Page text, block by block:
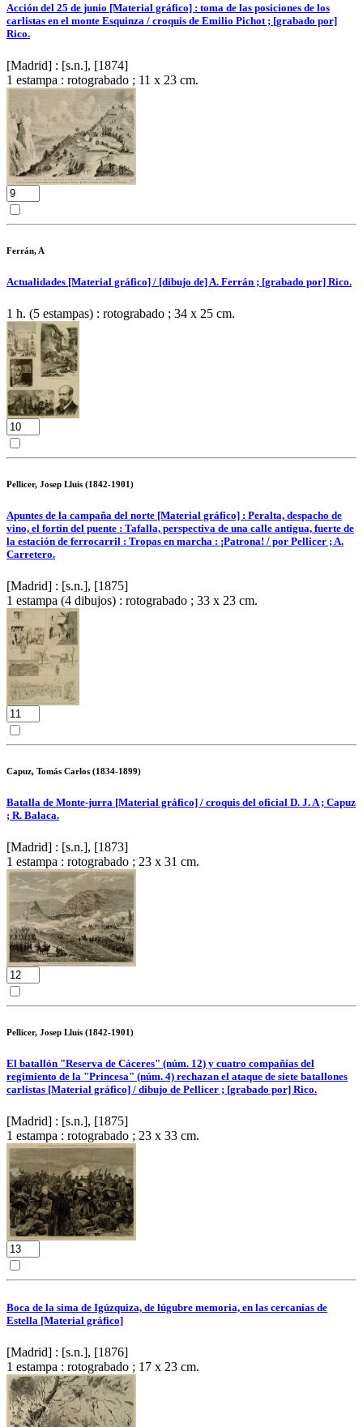
Acción del 25 de junio [Material gráfico] : toma de las posiciones de los
carlistas en el monte Esquinza / croquis de Emilio Pichot ; [grabado por]
Rico.
[Madrid] : [s.n.], [1874]
1 estampa : rotograbado ; 11 x 23 cm.
Ferrán, A
Actualidades [Material gráfico] / [dibujo de] A. Ferrán ; [grabado por] Rico.
1 h. (5 estampas) : rotograbado ; 34 x 25 cm.
Pellicer, Josep Lluis (1842-1901)
Apuntes de la campaña del norte [Material gráfico] : Peralta, despacho de
vino, el fortín del puente : Tafalla, perspectiva de una calle antigua, fuerte de
la estación de ferrocarril : Tropas en marcha : ¡Patrona! / por Pellicer ; A.
Carretero.
[Madrid] : [s.n.], [1875]
1 estampa (4 dibujos) : rotograbado ; 33 x 23 cm.
Capuz, Tomás Carlos (1834-1899)
Batalla de Monte-jurra [Material gráfico] / croquis del oficial D. J. A ; Capuz
; R. Balaca.
[Madrid] : [s.n.], [1873]
1 estampa : rotograbado ; 23 x 31 cm.
Pellicer, Josep Lluis (1842-1901)
El batallón "Reserva de Cáceres" (núm. 12) y cuatro compañías del
regimiento de la "Princesa" (núm. 4) rechazan el ataque de siete batallones
carlistas [Material gráfico] / dibujo de Pellicer ; [grabado por] Rico.
[Madrid] : [s.n.], [1875]
1 estampa : rotograbado ; 23 x 33 cm.
Boca de la sima de Igúzquiza, de lúgubre memoria, en las cercanías de
Estella [Material gráfico]
[Madrid] : [s.n.], [1876]
1 estampa : rotograbado ; 17 x 23 cm.